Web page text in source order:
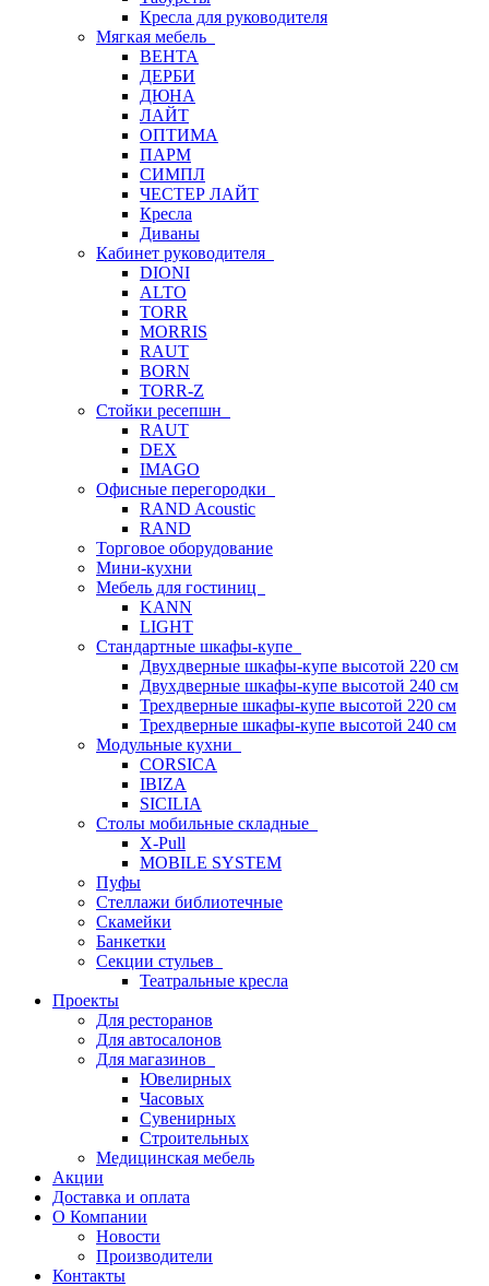
Кресла для руководителя
Мягкая мебель
ВЕНТА
ДЕРБИ
ДЮНА
ЛАЙТ
ОПТИМА
ПАРМ
СИМПЛ
ЧЕСТЕР ЛАЙТ
Кресла
Диваны
Кабинет руководителя
DIONI
ALTO
TORR
MORRIS
RAUT
BORN
TORR-Z
Стойки ресепшн
RAUT
DEX
IMAGO
Офисные перегородки
RAND Acoustic
RAND
Торговое оборудование
Мини-кухни
Мебель для гостиниц
KANN
LIGHT
Стандартные шкафы-купе
Двухдверные шкафы-купе высотой 220 см
Двухдверные шкафы-купе высотой 240 см
Трехдверные шкафы-купе высотой 220 см
Трехдверные шкафы-купе высотой 240 см
Модульные кухни
CORSICA
IBIZA
SICILIA
Столы мобильные складные
X-Pull
MOBILE SYSTEM
Пуфы
Стеллажи библиотечные
Скамейки
Банкетки
Секции стульев
Театральные кресла
Проекты
Для ресторанов
Для автосалонов
Для магазинов
Ювелирных
Часовых
Сувенирных
Строительных
Медицинская мебель
Акции
Доставка и оплата
О Компании
Новости
Производители
Контакты